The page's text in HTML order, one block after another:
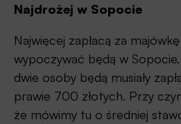
Najdrożej w Sopocie
Najwięcej zapłacą za
wypoczywać będą w
dwie osoby będą musiały
prawie 700 złotych. Przy
że mówimy tu o średniej